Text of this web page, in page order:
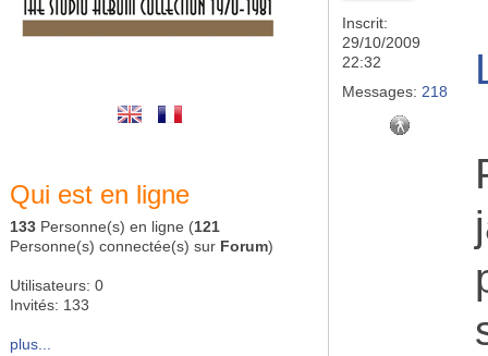
Qui est en ligne
133 Personne(s) en ligne (121
Personne(s) connectée(s) sur Forum)
Utilisateurs: 0
Invités: 133
plus...
Inscrit:
29/10/2009
22:32
Messages: 218